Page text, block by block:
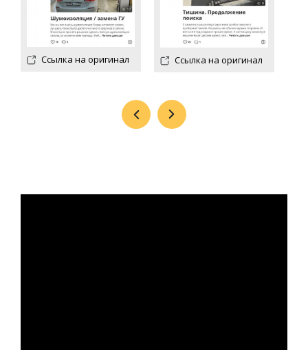
Ссылка на оригинал Ссылка на оригинал